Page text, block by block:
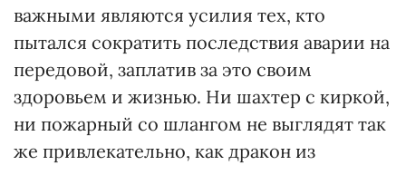
важными являются усилия тех, кто
пытался сократить последствия аварии на
передовой, заплатив за это своим
здоровьем и жизнью. Ни шахтер с киркой,
ни пожарный со шлангом не выглядят так
же привлекательно, как дракон из